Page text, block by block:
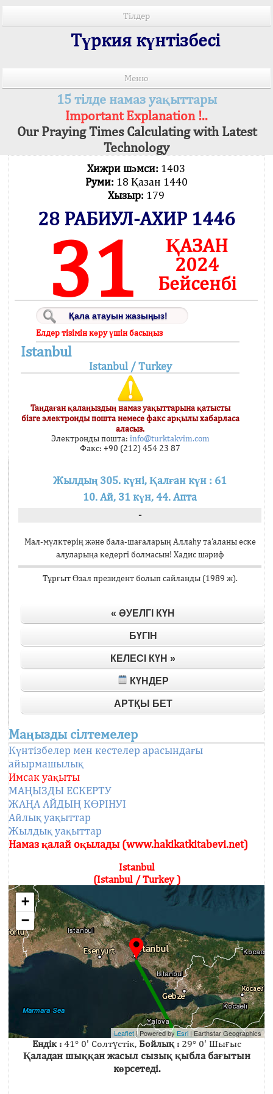
Тілдер
Түркия күнтізбесі
Меню
15 тілде намаз уақыттары
Important Explanation !..
Our Praying Times Calculating with Latest
Technology
Хижри шәмси: 1403
Руми: 18 Қазан 1440
Хызыр: 179
28 РАБИУЛ-АХИР 1446
31
ҚАЗАН
2024
Бейсенбі
Елдер тізімін көру үшін басыңыз
Istanbul
Istanbul / Turkey
Таңдаған қалаңыздың намаз уақыттарына қатысты
бізге электронды пошта немесе факс арқылы хабарласа
аласыз.
Электронды пошта: info@turktakvim.com
Факс: +90 (212) 454 23 87
Жылдың 305. күні, Қалған күн : 61
10. Ай, 31 күн, 44. Апта
-
Мал-мүлктерің және бала-шағаларың Аллаһу та’аланы еске
алуларыңа кедергі болмасын! Хадис шәриф
Тұрғыт Өзал президент болып сайланды (1989 ж).
« ӘУЕЛГІ КҮН
БҮГІН
КЕЛЕСІ КҮН »
КҮНДЕР
АРТҚЫ БЕТ
Маңызды сілтемелер
Күнтізбелер мен кестелер арасындағы
айырмашылық
Имсак уақыты
МАҢЫЗДЫ ЕСКЕРТУ
ЖАҢА АЙДЫҢ КӨРІНУІ
Айлық уақыттар
Жылдық уақыттар
Намаз қалай оқылады (www.hakikatkitabevi.net)
Istanbul
(Istanbul / Turkey )
+
−
Leaflet| Powered byEsri |Earthstar Geographics
Ендік :41° 0' Солтүстік, Бойлық :29° 0' Шығыс
Қаладан шыққан жасыл сызық қыбла бағытын
көрсетеді.